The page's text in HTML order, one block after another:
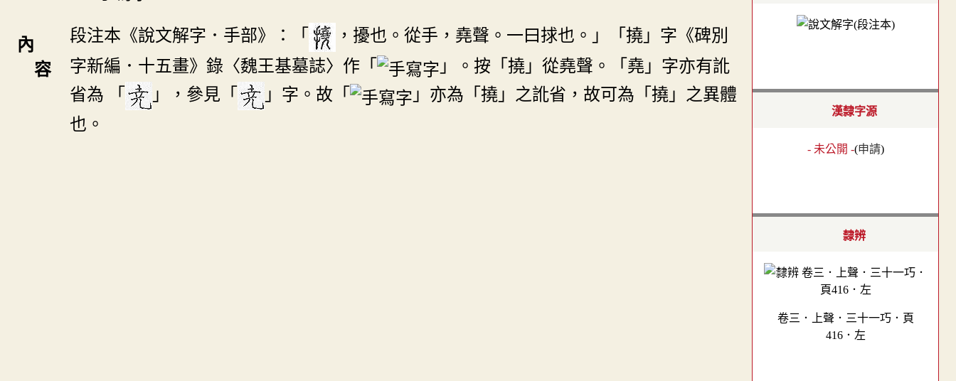
內
容
段注本《說文解字．手部》：「
，擾也。從手，堯聲。一曰捄也。」「撓」字《碑別
字新編．十五畫》錄〈魏王基墓誌〉作「
」。按「撓」從堯聲。「堯」字亦有訛
省為 「
」，參見「 」字。故「
」亦為「撓」之訛省，故可為「撓」之異體
也。
漢隸字源
- 未公開 -(申請)
隸辨
卷三．上聲．三十一巧．頁
416．左